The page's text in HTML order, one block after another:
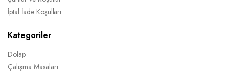
İptal İade Koşulları
Kategoriler
Dolap
Çalışma Masaları